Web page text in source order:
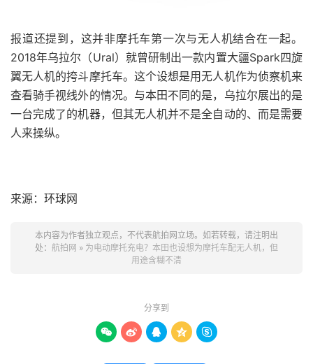
报道还提到，这并非摩托车第一次与无人机结合在一起。
2018年乌拉尔（Ural）就曾研制出一款内置大疆Spark四旋
翼无人机的挎斗摩托车。这个设想是用无人机作为侦察机来
查看骑手视线外的情况。与本田不同的是，乌拉尔展出的是
一台完成了的机器，但其无人机并不是全自动的、而是需要
人来操纵。
来源：环球网
本内容为作者独立观点，不代表航拍网立场。如若转载，请注明出
处： 航拍网 » 为电动摩托充电？本田也设想为摩托车配无人机，但
用途含糊不清
分享到
    